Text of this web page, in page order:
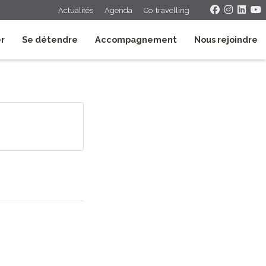
Actualités Agenda Co-travelling
Se détendre Accompagnement Nous rejoindre